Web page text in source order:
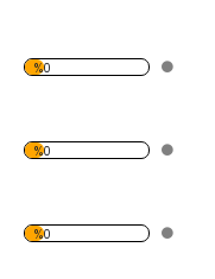
%0
%0
%0